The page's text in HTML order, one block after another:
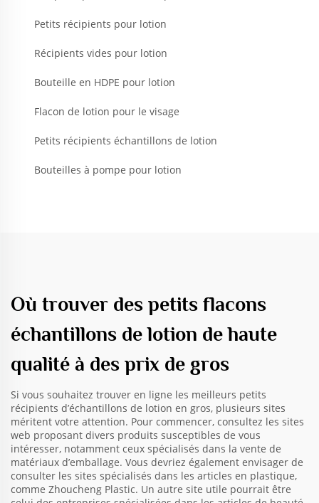
Petits récipients pour lotion
Récipients vides pour lotion
Bouteille en HDPE pour lotion
Flacon de lotion pour le visage
Petits récipients échantillons de lotion
Bouteilles à pompe pour lotion
Où trouver des petits flacons
échantillons de lotion de haute
qualité à des prix de gros
Si vous souhaitez trouver en ligne les meilleurs petits
récipients d’échantillons de lotion en gros, plusieurs sites
méritent votre attention. Pour commencer, consultez les sites
web proposant divers produits susceptibles de vous
intéresser, notamment ceux spécialisés dans la vente de
matériaux d’emballage. Vous devriez également envisager de
consulter les sites spécialisés dans les articles en plastique,
comme Zhoucheng Plastic. Un autre site utile pourrait être